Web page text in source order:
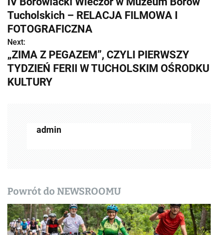
o
b
a
c
z
Tucholskich – RELACJA FILMOWA I
FOTOGRAFICZNA
Next:
„ZIMA Z PEGAZEM”, CZYLI PIERWSZY
TYDZIEŃ FERII W TUCHOLSKIM OŚRODKU
KULTURY
admin
Powrót do NEWSROOMU